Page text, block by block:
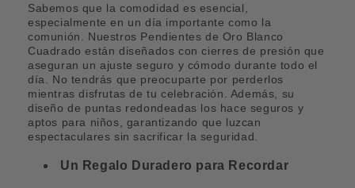
Sabemos que la comodidad es esencial,
especialmente en un día importante como la
comunión. Nuestros Pendientes de Oro Blanco
Cuadrado están diseñados con cierres de presión que
aseguran un ajuste seguro y cómodo durante todo el
día. No tendrás que preocuparte por perderlos
mientras disfrutas de tu celebración. Además, su
diseño de puntas redondeadas los hace seguros y
aptos para niños, garantizando que luzcan
espectaculares sin sacrificar la seguridad.
Un Regalo Duradero para Recordar